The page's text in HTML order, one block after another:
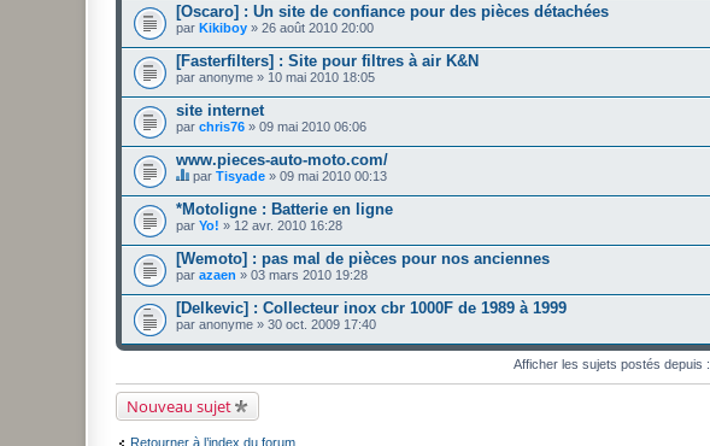
[Oscaro] : Un site de confiance pour des pièces détachées
par Kikiboy » 26 août 2010 20:00
[Fasterfilters] : Site pour filtres à air K&N
par anonyme » 10 mai 2010 18:05
site internet
par chris76 » 09 mai 2010 06:06
www.pieces-auto-moto.com/
C
e
s
u
j
e
t
u
n
s
o
a
g
e
par Tisyade » 09 mai 2010 00:13
*Motoligne : Batterie en ligne
par Yo! » 12 avr. 2010 16:28
[Wemoto] : pas mal de pièces pour nos anciennes
par azaen » 03 mars 2010 19:28
[Delkevic] : Collecteur inox cbr 1000F de 1989 à 1999
par anonyme » 30 oct. 2009 17:40
Afficher les sujets postés depuis :
Nouveau sujet
Retourner à l’index du forum